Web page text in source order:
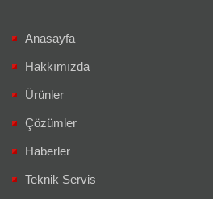
Anasayfa
Hakkımızda
Ürünler
Çözümler
Haberler
Teknik Servis